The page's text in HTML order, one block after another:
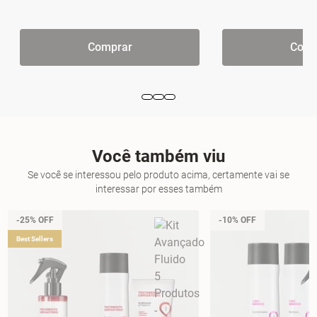
Comprar
Você também viu
Se você se interessou pelo produto acima, certamente vai se
interessar por esses também
-25% OFF
Best Sellers
-10% OFF